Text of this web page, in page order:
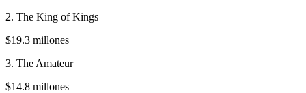
2. The King of Kings
$19.3 millones
3. The Amateur
$14.8 millones